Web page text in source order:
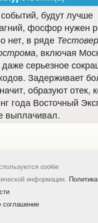
будут лучше
фосфор нужен
нет, в ряде
, включая
серьезное
Задерживает
образуют отек,
года Восточный
выплачивал.
cookie
информации. Политика
соглашение